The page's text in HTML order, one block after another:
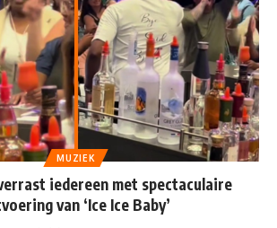
MUZIEK
iedereen met spectaculaire
van ‘Ice Ice Baby’